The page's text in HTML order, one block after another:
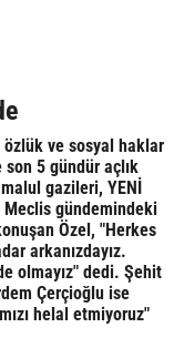
ve sosyal haklar
5 gündür açlık
gazileri, YENİ
Meclis gündemindeki
Özel, "Herkes
arkanızdayız.
olmayız" dedi. Şehit
Çerçioğlu ise
helal etmiyoruz"